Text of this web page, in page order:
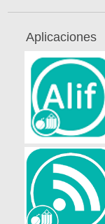
Aplicaciones